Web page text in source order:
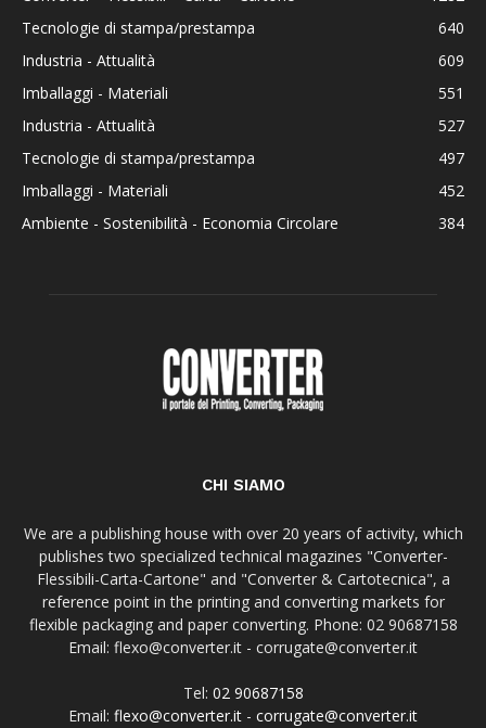
Tecnologie di stampa/prestampa
640
Industria - Attualità
609
Imballaggi - Materiali
551
Industria - Attualità
527
Tecnologie di stampa/prestampa
497
Imballaggi - Materiali
452
Ambiente - Sostenibilità - Economia Circolare
384
CHI SIAMO
We are a publishing house with over 20 years of activity, which
publishes two specialized technical magazines "Converter-
Flessibili-Carta-Cartone" and "Converter & Cartotecnica", a
reference point in the printing and converting markets for
flexible packaging and paper converting. Phone: 02 90687158
Email: flexo@converter.it - corrugate@converter.it
Tel: 02 90687158
Email: flexo@converter.it - corrugate@converter.it